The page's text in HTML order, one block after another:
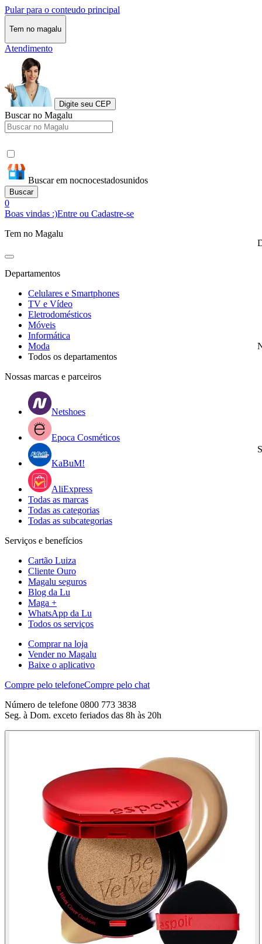
Pular para o conteudo principal
Tem no magalu
Atendimento
Digite seu CEP
Buscar no Magalu
Buscar em nocnocestadosunidos
Buscar
0
Boas vindas :)Entre ou Cadastre-se
Tem no Magalu
Departamentos
Celulares e Smartphones
TV e Vídeo
Eletrodomésticos
Móveis
Informática
Moda
Todos os departamentos
Nossas marcas e parceiros
Netshoes
Epoca Cosméticos
KaBuM!
AliExpress
Todas as marcas
Todas as categorias
Todas as subcategorias
Serviços e benefícios
Cartão Luiza
Cliente Ouro
Magalu seguros
Blog da Lu
Maga +
WhatsApp da Lu
Todos os serviços
Comprar na loja
Vender no Magalu
Baixe o aplicativo
Compre pelo telefoneCompre pelo chat
Número de telefone 0800 773 3838
Seg. à Dom. exceto feriados das 8h às 20h